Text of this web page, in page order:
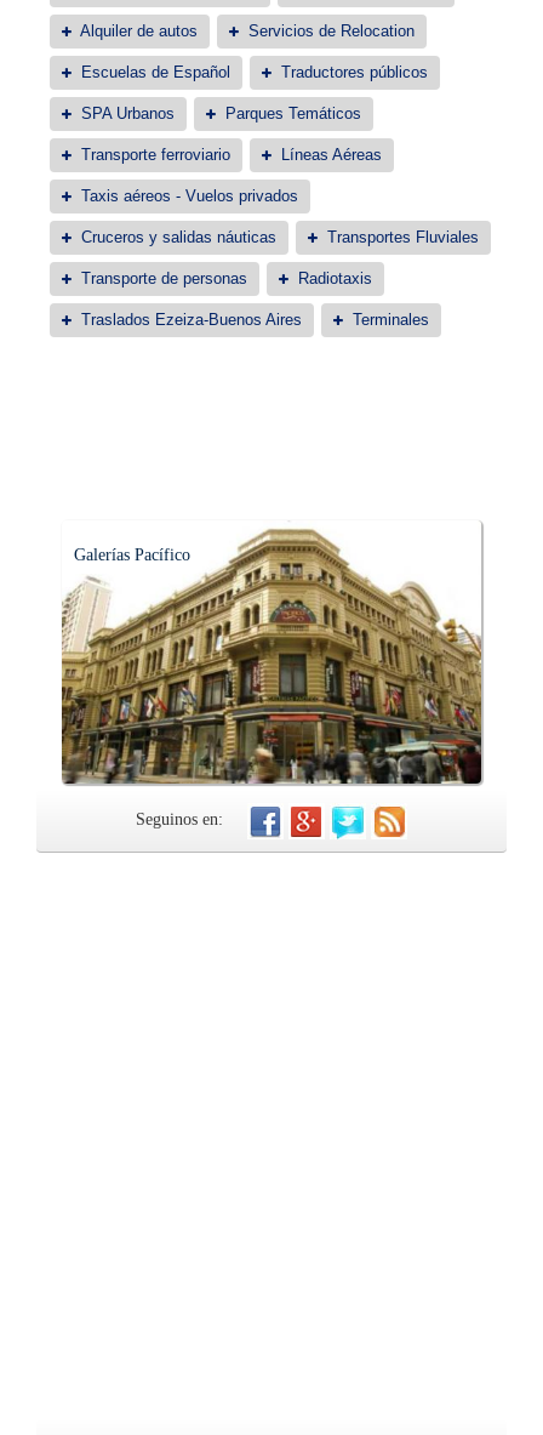
Alquiler de autos Servicios de Relocation
Escuelas de Español Traductores públicos
SPA Urbanos Parques Temáticos
Transporte ferroviario Líneas Aéreas
Taxis aéreos - Vuelos privados
Cruceros y salidas náuticas Transportes Fluviales
Transporte de personas Radiotaxis
Traslados Ezeiza-Buenos Aires Terminales
Galerías Pacífico
Seguinos en: